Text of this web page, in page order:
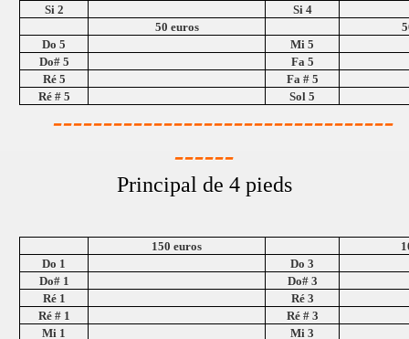
Si 2
Si 4
50 euros
Do 5
Mi 5
Do# 5
Fa 5
Ré 5
Fa # 5
Ré # 5
Sol 5
----------------------------------
------
Principal de 4 pieds
150 euros
Do 1
Do 3
Do# 1
Do# 3
Ré 1
Ré 3
Ré # 1
Ré # 3
Mi 1
Mi 3